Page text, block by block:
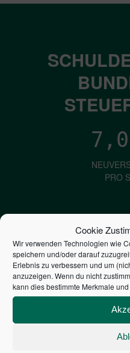
Cookie
Wir verwenden Technologien wie
speichern und/oder darauf
Erlebnis zu verbessern und um
anzuzeigen. Wenn du nicht
kann dies bestimmte Merkmale
PRO
PRO